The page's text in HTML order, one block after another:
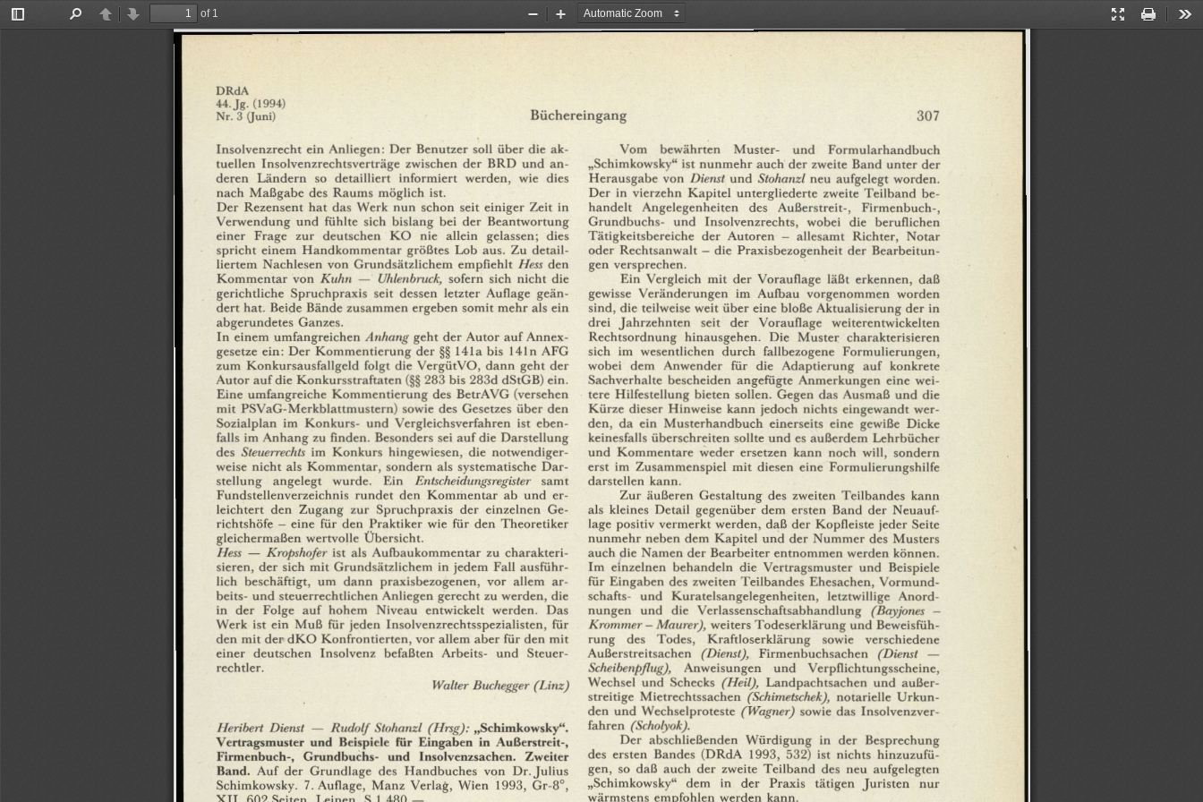
Toggle
PreviousNext
of 1
Presentation
Print
Zoom
Out
Zoom
In
DRdA
44.Jg. (1994)
Nr. 3(Juni) Büchereingang
307
Insolvenzrecht ein Anliegen: Der Benutzer soll über die ak¬
tuellen Insolvenzrechtsverträge zwischen der BRD und an¬
deren Ländern so detailliert informiert werden, wie dies
nach Maßgabe des Raums möglich ist.
Der Rezensent hat das Werk nun schon seit einiger Zeit in
Verwendung und fühlte sich bislang bei der Beantwortung
einer Frage zur deutschen KO nie allein gelassen; dies
spricht einem Handkommentar größtes Lob aus. Zu detail¬
liertem Nachlesen von Grundsätzlichem empfiehlt Hess den
Kommentar von Kuhn — Uhlenbruck, sofern sich nicht die
gerichtliche Spruchpraxis seit dessen letzter Auflage geän¬
dert hat. Beide Bände zusammen ergeben somit mehr als ein
abgerundetes Ganzes.
In einem umfangreichen Anhang geht der Autor auf Annex¬
gesetze ein: Der Kommentierung der §§ 141a bis 141n AFG
zum Konkursausfallgeld folgt die VergütVO, dann geht der
Autor aufdie Konkursstraftaten (§§ 283 bis 283d dStGB) ein.
Eine umfangreiche Kommentierung des BetrAVG (versehen
mit PSVaG-Merkblattmustern) sowie des Gesetzes über den
Sozialplan im Konkurs- und Vergleichsverfahren ist eben¬
falls im Anhang zu finden. Besonders sei auf die Darstellung
des Steuerrechts im Konkurs hingewiesen, die notwendiger¬
weise nicht als Kommentar, sondern als systematische Dar¬
stellung
angelegt wurde. Ein Entscheidungsregister
samt
Fundstellenverzeichnis rundet den Kommentar ab und er¬
leichtert den Zugang zur Spruchpraxis der einzelnen Ge¬
richtshöfe —eine für den Praktiker wie für den Theoretiker
gleichermaßen wertvolle Übersicht.
Hess — Kropshofer ist als Aulbaukommentar zu charakteri¬
sieren, der sich mit Grundsätzlichem in jedem Fall ausführ¬
lich beschäftigt, um dann praxisbezogenen, vor allem ar-
beits- und steuerrechtlichen Anliegen gerecht zu werden, die
in der Folge auf hohem Niveau entwickelt werden.
Das
Werk ist ein Muß für jeden Insolvenzrechtsspezialisten, für
den mit der dKO Konfrontierten, vor allem aber für den mit
einer deutschen Insolvenz befaßten Arbeits- und Steuer¬
rechtler.
Walter Buchegger (Linz)
Heribert Dienst — Rudolf Stohanzl (Hrsg):
„Schimkowsky".
Vertragsmuster und Beispiele für Eingaben in Außerstreit-,
Firmenbuch-,
Grundbuchs- und Insolvenzsachen.
Zweiter
Band. Auf der Grundlage des Handbuches von Dr. Julius
Schimkowsky. 7. Auflage, Manz Verlag, Wien 1993, Gr-8°,
XII, 602 Seiten, Leinen, S 1.480. —
Vom bewährten Muster- und
Formularhandbuch
„Schimkowsky" ist nunmehr auch der zweite Band unter der
Herausgabe von Dienst und Stohanzl neu aufgelegt worden.
Der in vierzehn Kapitel untergliederte zweite Teilband be¬
handelt
Angelegenheiten des Außerstreit-,
Firmenbuch-,
Grundbuchs- und Insolvenzrechts, wobei die beruflichen
Tätigkeitsbereiche der Autoren —allesamt Richter, Notar
oder Rechtsanwalt - die Praxisbezogenheit der Bearbeitun¬
gen versprechen.
Ein Vergleich mit der Vorauflage läßt erkennen, daß
gewisse Veränderungen im Aufbau vorgenommen worden
sind, die teilweise weit über eine bloße Aktualisierung der in
drei
Jahrzehnten seit der Vorauflage
weiterentwickelten
Rechtsordnung hinausgehen. Die Muster charakterisieren
sich im wesentlichen durch fallbezogene Formulierungen,
wobei dem Anwender für die Adaptierung auf konkrete
Sachverhalte bescheiden angefügte Anmerkungen eine wei¬
tere Hilfestellung bieten sollen. Gegen das Ausmaß und die
Kürze dieser Hinweise kann jedoch nichts eingewandt wer¬
den, da ein Musterhandbuch einerseits eine gewiße Dicke
keinesfalls überschreiten sollte und es außerdem Lehrbücher
und Kommentare weder ersetzen kann noch will,
sondern
erst im Zusammenspiel mit diesen eine Formulierungshilfe
darstellen kann.
Zur äußeren Gestaltung des zweiten Teilbandes kann
als kleines Detail gegenüber dem ersten Band der Neuauf¬
lage positiv vermerkt werden, daß der Kopfleiste jeder Seite
nunmehr neben dem Kapitel und der Nummer des Musters
auch die Namen der Bearbeiter entnommen werden können.
Im einzelnen behandeln die Vertragsmuster und Beispiele
für Eingaben des zweiten Teilbandes Ehesachen, Vormund¬
schafts- und Kuratelsangelegenheiten, letztwillige
Anord¬
nungen
und die Verlassenschaftsabhandlung (Bayjones —
Krommer —Maurer), weiters Todeserklärung und Beweisfüh¬
rung
des Todes, Kraftloserklärung sowie
verschiedene
Außerstreitsachen
(Dienst), Firmenbuchsachen (Dienst —
Scheibenpßug),
Anweisungen und
Verpflichtungsscheine,
Wechsel und Schecks (Heil), Landpachtsachen und außer¬
streitige Mietrechtssachen (Schimetschek), notarielle Urkun¬
den und Wechselproteste (Wagner) sowie das Insolvenzver¬
fahren (Scholyok).
Der abschließenden Würdigung in der Besprechung
des ersten Bandes (DRdA 1993, 532) ist nichts hinzuzufü¬
gen,
so daß auch der zweite Teilband des neu aufgelegten
„Schimkowsky" dem in der Praxis tätigen Juristen
nur
wärmstens empfohlen werden kann.